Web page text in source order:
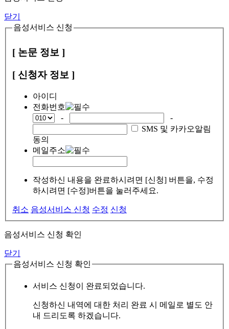
닫기
음성서비스 신청
[ 논문 정보 ]
[ 신청자 정보 ]
아이디
전화번호
-
-
SMS 및 카카오알림
동의
메일주소
작성하신 내용을 완료하시려면 [신청] 버튼을, 수정
하시려면 [수정]버튼을 눌러주세요.
취소 음성서비스 신청 수정 신청
음성서비스 신청 확인
닫기
음성서비스 신청 확인
서비스 신청이 완료되었습니다.
신청하신 내역에 대한 처리 완료 시 메일로 별도 안
내 드리도록 하겠습니다.